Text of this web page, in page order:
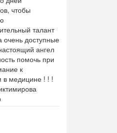
чтобы
талант
очень доступные
ангел
помочь при
к
в медицине ! ! !